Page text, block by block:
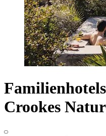
Crookes